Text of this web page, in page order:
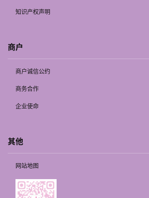
知识产权声明
商户
商户诚信公约
商务合作
企业使命
其他
网站地图